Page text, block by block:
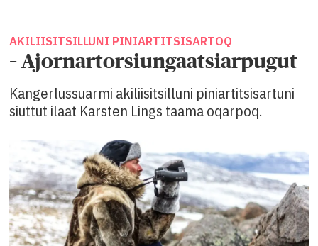
AKILIISITSILLUNI PINIARTITSISARTOQ
– Ajornartorsiungaatsiarpugut
Kangerlussuarmi akiliisitsilluni piniartitsisartuni
siuttut ilaat Karsten Lings taama oqarpoq.